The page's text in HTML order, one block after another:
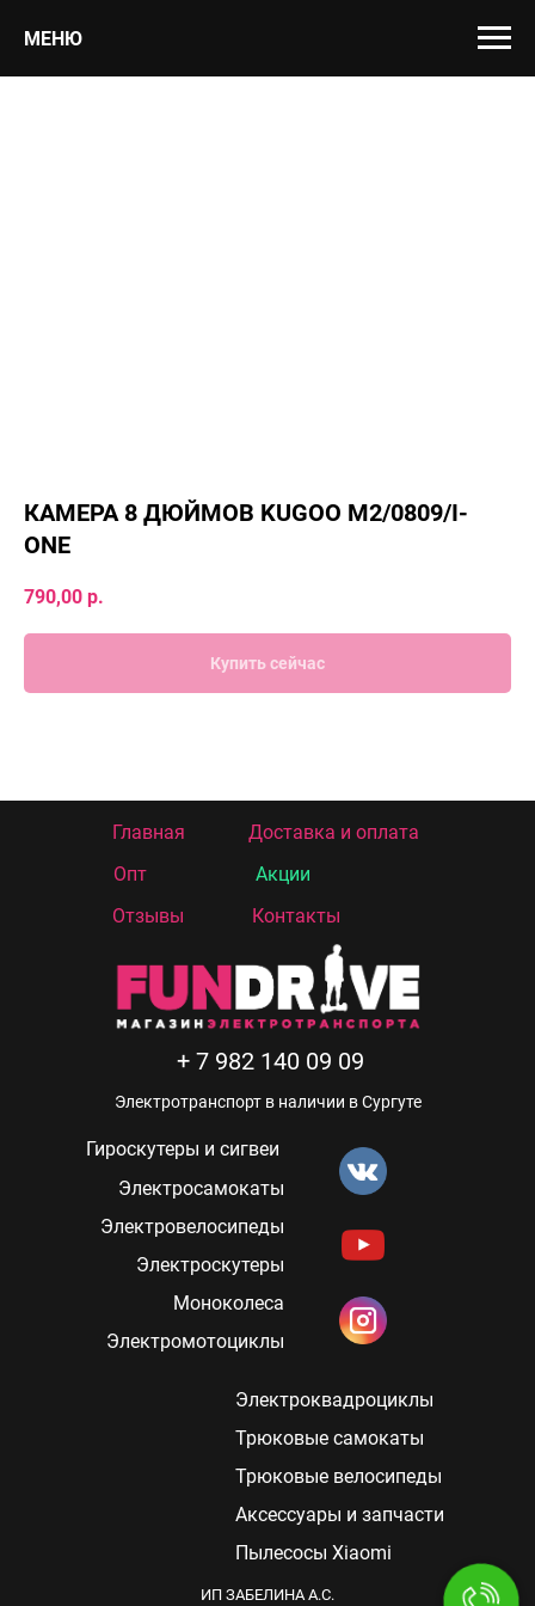
МЕНЮ
КАМЕРА 8 ДЮЙМОВ KUGOO M2/0809/I-
ONE
790,00 р.
Купить сейчас
Гироскутеры и сигвеи
Электросамокаты
Электровелосипеды
Электроскутеры
Моноколеса
Электромотоциклы
Электроквадроциклы
Трюковые самокаты
Трюковые велосипеды
Аксессуары и запчасти
Пылесосы Xiaomi
Главная
Доставка и оплата
Опт
Отзывы
Акции
Контакты
+ 7 982 140 09 09
Электротранспорт в наличии в Сургуте
ИП ЗАБЕЛИНА А.C.